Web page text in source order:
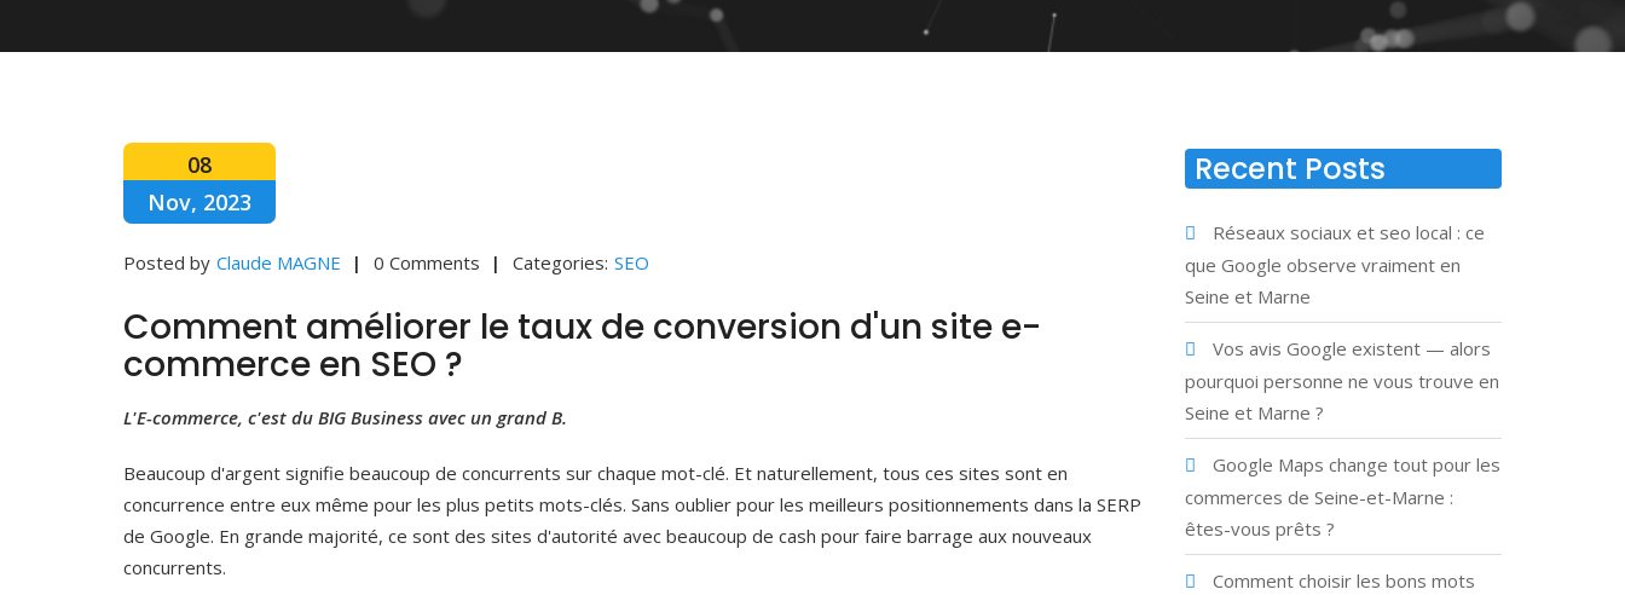
08
Nov, 2023
Posted by Claude MAGNE 0 Comments Categories: SEO
Comment améliorer le taux de conversion d'un site e-
commerce en SEO ?
L'E-commerce, c'est du BIG Business avec un grand B.
Beaucoup d'argent signifie beaucoup de concurrents sur chaque mot-clé. Et naturellement, tous ces sites sont en
concurrence entre eux même pour les plus petits mots-clés. Sans oublier pour les meilleurs positionnements dans la SERP
de Google. En grande majorité, ce sont des sites d'autorité avec beaucoup de cash pour faire barrage aux nouveaux
concurrents.
Recent Posts
Réseaux sociaux et seo local : ce
que Google observe vraiment en
Seine et Marne
Vos avis Google existent — alors
pourquoi personne ne vous trouve en
Seine et Marne ?
Google Maps change tout pour les
commerces de Seine-et-Marne :
êtes-vous prêts ?
Comment choisir les bons mots